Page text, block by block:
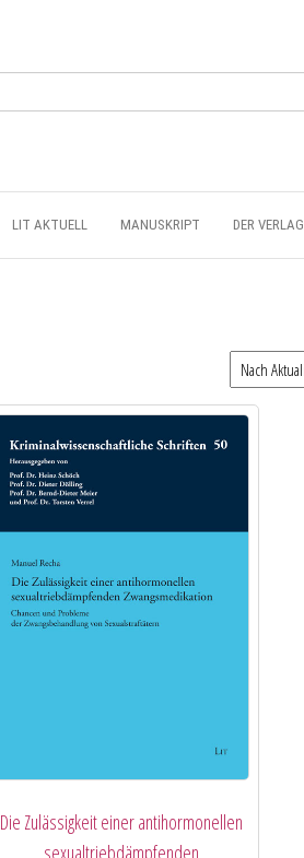
LIT AKTUELL MANUSKRIPT DER VERLAG
Die Zulässigkeit einer antihormonellen
sexualtriebdämpfenden